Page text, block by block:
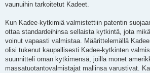
vaunuihin tarkoitetut Kadeet.
Kun Kadee-kytkimiä valmistettiin patentin
ottaa standardeihinsa sellaista kytkintä, jota
voinut vapaasti valmistaa. Määrittelemällä
olisi tukenut kaupallisesti Kadee-kytkinten
suunnitteli oman kytkimensä, joilla monet
massatuotantovalmistajat mallinsa varustivat.